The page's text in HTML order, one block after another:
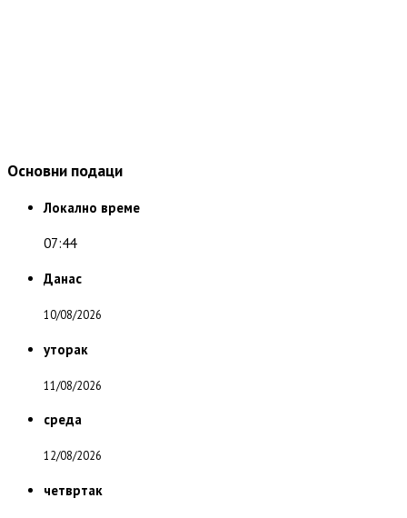
Основни подаци
Локално време
07:44
Данас
10/08/2026
уторак
11/08/2026
среда
12/08/2026
четвртак